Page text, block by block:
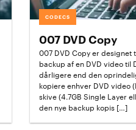
CODECS
007 DVD Copy
007 DVD Copy er designet
backup af en DVD video til
dårligere end den
kopiere enhver DVD video
skive (4.7GB Single Layer
den nye backup kopis […]